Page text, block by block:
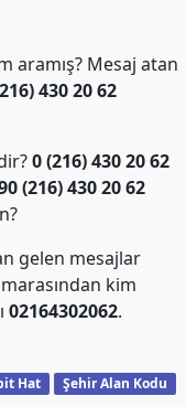
aramış? Mesaj atan
430 20 62
0 (216) 430 20 62
(216) 430 20 62
gelen mesajlar
kim
02164302062.
Hat Şehir Alan Kodu